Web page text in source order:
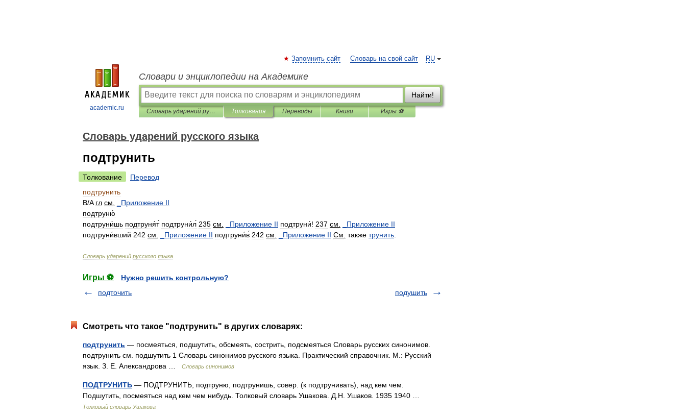
academic.ru
RU
Запомнить сайт Словарь на свой сайт
Словари и энциклопедии на Академике
Найти!
Словарь ударений русского языка Толкования Переводы Книги Игры ⚽
Словарь ударений русского языка
подтрунить
Толкование
Перевод
подтрунить
B/A гл см Приложение II
подтруню́
подтруни́шь подтруня́т́ подтруни́л́ 235 см Приложение II подтруни́! 237 см Приложение II
подтруни́вший 242 см Приложение II подтруни́в́ 242 см Приложение II См также трунить
Словарь ударений русского языка
Игры ⚽
Нужно решить контрольную?
подточить
подушить
Смотреть что такое "подтрунить" в других словарях:
подтрунить — посмеяться, подшутить, обсмеять, сострить, подсмеяться Словарь русских синонимов.
подтрунить см. подшутить 1 Словарь синонимов русского языка. Практический справочник. М.: Русский
язык. З. Е. Александрова …
Словарь синонимов
ПОДТРУНИТЬ — ПОДТРУНИТЬ, подтруню, подтрунишь, совер. (к подтрунивать), над кем чем.
Подшутить, посмеяться над кем чем нибудь. Толковый словарь Ушакова. Д.Н. Ушаков. 1935 1940 …
Толковый словарь Ушакова